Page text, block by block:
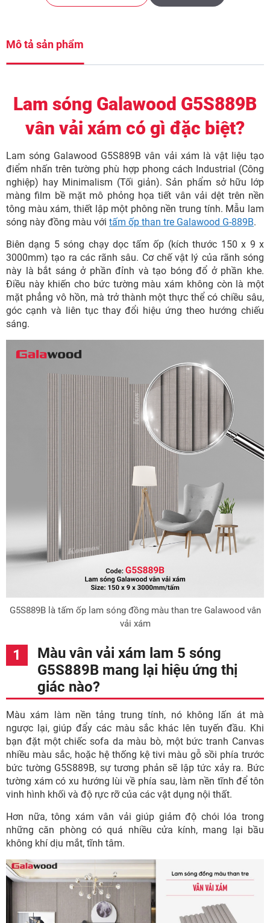
Mô tả sản phẩm
Lam sóng Galawood G5S889B
vân vải xám có gì đặc biệt?
Lam sóng Galawood G5S889B vân vải xám là vật liệu tạo
điểm nhấn trên tường phù hợp phong cách Industrial (Công
nghiệp) hay Minimalism (Tối giản). Sản phẩm sở hữu lớp
màng film bề mặt mô phỏng họa tiết vân vải dệt trên nền
tông màu xám, thiết lập một phông nền trung tính. Mẫu lam
sóng này đồng màu với tấm ốp than tre Galawood G-889B.
Biên dạng 5 sóng chạy dọc tấm ốp (kích thước 150 x 9 x
3000mm) tạo ra các rãnh sâu. Cơ chế vật lý của rãnh sóng
này là bắt sáng ở phần đỉnh và tạo bóng đổ ở phần khe.
Điều này khiến cho bức tường màu xám không còn là một
mặt phẳng vô hồn, mà trở thành một thực thể có chiều sâu,
góc cạnh và liên tục thay đổi hiệu ứng theo hướng chiếu
sáng.
G5S889B là tấm ốp lam sóng đồng màu than tre Galawood vân
vải xám
Màu vân vải xám lam 5 sóng
G5S889B mang lại hiệu ứng thị
giác nào?
Màu xám làm nền tảng trung tính, nó không lấn át mà
ngược lại, giúp đẩy các màu sắc khác lên tuyến đầu. Khi
bạn đặt một chiếc sofa da màu bò, một bức tranh Canvas
nhiều màu sắc, hoặc hệ thống kệ tivi màu gỗ sồi phía trước
bức tường G5S889B, sự tương phản sẽ lập tức xảy ra. Bức
tường xám có xu hướng lùi về phía sau, làm nền tĩnh để tôn
vinh hình khối và độ rực rỡ của các vật dụng nội thất.
Hơn nữa, tông xám vân vải giúp giảm độ chói lóa trong
những căn phòng có quá nhiều cửa kính, mang lại bầu
không khí dịu mắt, tĩnh tâm.